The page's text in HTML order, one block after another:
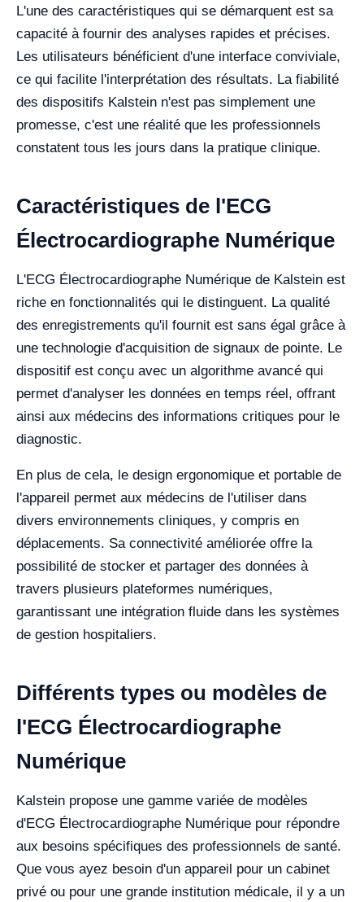
L'une des caractéristiques qui se démarquent est sa
capacité à fournir des analyses rapides et précises.
Les utilisateurs bénéficient d'une interface conviviale,
ce qui facilite l'interprétation des résultats. La fiabilité
des dispositifs Kalstein n'est pas simplement une
promesse, c'est une réalité que les professionnels
constatent tous les jours dans la pratique clinique.
Caractéristiques de l'ECG
Électrocardiographe Numérique
L'ECG Électrocardiographe Numérique de Kalstein est
riche en fonctionnalités qui le distinguent. La qualité
des enregistrements qu'il fournit est sans égal grâce à
une technologie d'acquisition de signaux de pointe. Le
dispositif est conçu avec un algorithme avancé qui
permet d'analyser les données en temps réel, offrant
ainsi aux médecins des informations critiques pour le
diagnostic.
En plus de cela, le design ergonomique et portable de
l'appareil permet aux médecins de l'utiliser dans
divers environnements cliniques, y compris en
déplacements. Sa connectivité améliorée offre la
possibilité de stocker et partager des données à
travers plusieurs plateformes numériques,
garantissant une intégration fluide dans les systèmes
de gestion hospitaliers.
Différents types ou modèles de
l'ECG Électrocardiographe
Numérique
Kalstein propose une gamme variée de modèles
d'ECG Électrocardiographe Numérique pour répondre
aux besoins spécifiques des professionnels de santé.
Que vous ayez besoin d'un appareil pour un cabinet
privé ou pour une grande institution médicale, il y a un